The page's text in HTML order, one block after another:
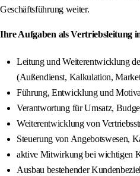
Geschäftsführung weiter.
Ihre Aufgaben als Vertriebsleitung
Leitung und Weiterentwicklung
(Außendienst, Kalkulation,
Führung, Entwicklung und
Verantwortung für Umsatz,
Weiterentwicklung von
Steuerung von Angebotswesen,
aktive Mitwirkung bei wichtigen
Ausbau bestehender